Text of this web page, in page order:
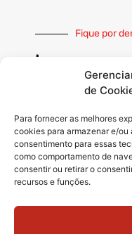
de
Para fornecer as melhores
cookies para armazenar e/
consentimento para essas
como comportamento de
consentir ou retirar o
recursos e funções.
Fique por
Inscreva-se
notícias